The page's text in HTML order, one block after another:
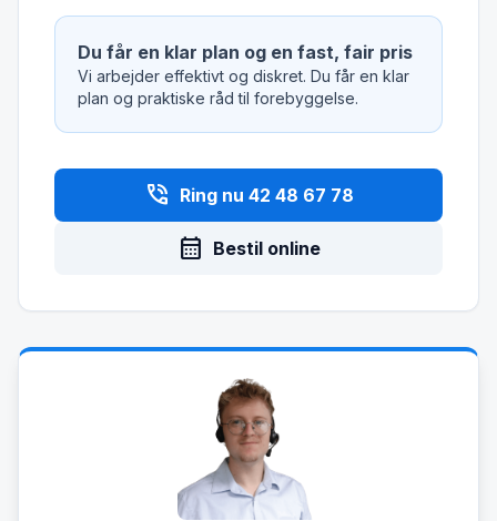
Du får en klar plan og en fast, fair pris
Vi arbejder effektivt og diskret. Du får en klar
plan og praktiske råd til forebyggelse.
phone_in_talk Ring nu 42 48 67 78
calendar_month Bestil online